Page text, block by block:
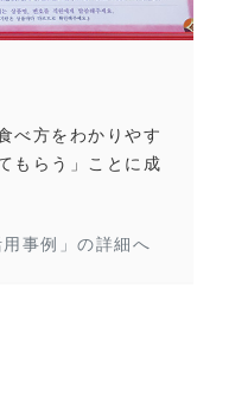
べ方をわかりやす
もらう」ことに成
事例」の詳細へ